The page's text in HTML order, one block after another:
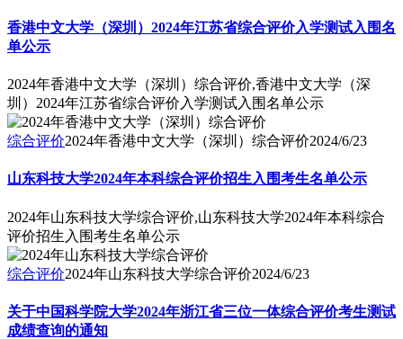
香港中文大学（深圳）2024年江苏省综合评价入学测试入围名
单公示
2024年香港中文大学（深圳）综合评价,香港中文大学（深
圳）2024年江苏省综合评价入学测试入围名单公示
综合评价2024年香港中文大学（深圳）综合评价2024/6/23
山东科技大学2024年本科综合评价招生入围考生名单公示
2024年山东科技大学综合评价,山东科技大学2024年本科综合
评价招生入围考生名单公示
综合评价2024年山东科技大学综合评价2024/6/23
关于中国科学院大学2024年浙江省三位一体综合评价考生测试
成绩查询的通知